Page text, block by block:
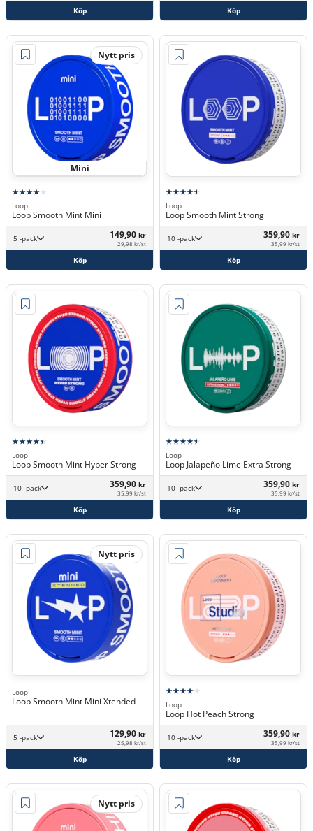
Köp Köp
Nytt pris
Mini
Loop
Loop Smooth Mint Mini
5 -pack 149,90 kr
29,98 kr/st
Köp
Loop
Loop Smooth Mint Strong
10 -pack 359,90 kr
35,99 kr/st
Köp
Loop
Loop Smooth Mint Hyper Strong
10 -pack 359,90 kr
35,99 kr/st
Köp
Loop
Loop Jalapeño Lime Extra Strong
10 -pack 359,90 kr
35,99 kr/st
Köp
Nytt pris
Loop
Loop Smooth Mint Mini Xtended
5 -pack 129,90 kr
25,98 kr/st
Köp
Loop
Loop Hot Peach Strong
10 -pack 359,90 kr
35,99 kr/st
Köp
Nytt pris